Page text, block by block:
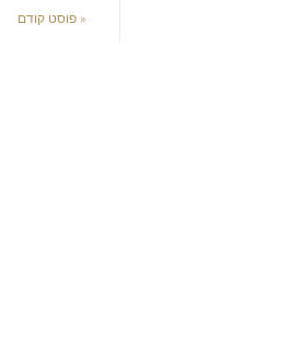
« פוסט קודם